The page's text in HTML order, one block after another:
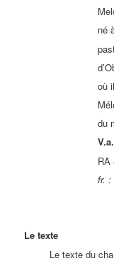
Melchior
né à
pasteur de
où il
Mélodie
du même
RA 483,
fr. :
LP 144,
ARC
Le texte
Le texte du chant